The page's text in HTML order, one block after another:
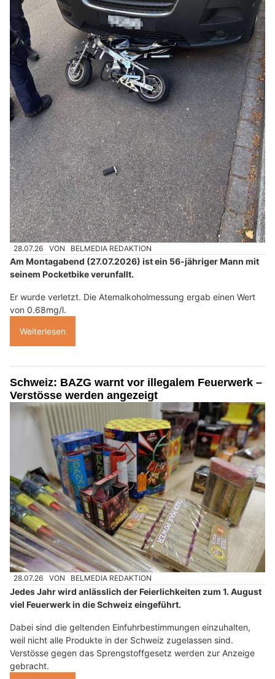
28.07.26 VON BELMEDIA REDAKTION
Am Montagabend (27.07.2026) ist ein 56-jähriger Mann mit
seinem Pocketbike verunfallt.
Er wurde verletzt. Die Atemalkoholmessung ergab einen Wert
von 0.68mg/l.
Weiterlesen
Schweiz: BAZG warnt vor illegalem Feuerwerk –
Verstösse werden angezeigt
28.07.26 VON BELMEDIA REDAKTION
Jedes Jahr wird anlässlich der Feierlichkeiten zum 1. August
viel Feuerwerk in die Schweiz eingeführt.
Dabei sind die geltenden Einfuhrbestimmungen einzuhalten,
weil nicht alle Produkte in der Schweiz zugelassen sind.
Verstösse gegen das Sprengstoffgesetz werden zur Anzeige
gebracht.